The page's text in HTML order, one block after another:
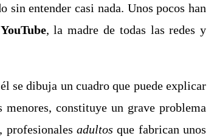
sin entender casi nada. Unos pocos han
YouTube,la madre de todas las redes y
se dibuja un cuadro que puede explicar
constituye un grave problema
profesionalesadultos que fabrican unos